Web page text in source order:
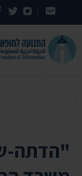
דילוג לתוכן העמוד
"הדתה-